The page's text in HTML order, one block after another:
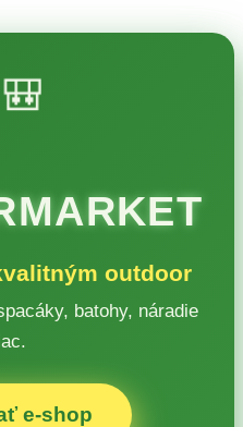
outdoor
batohy, náradie
e‑shop